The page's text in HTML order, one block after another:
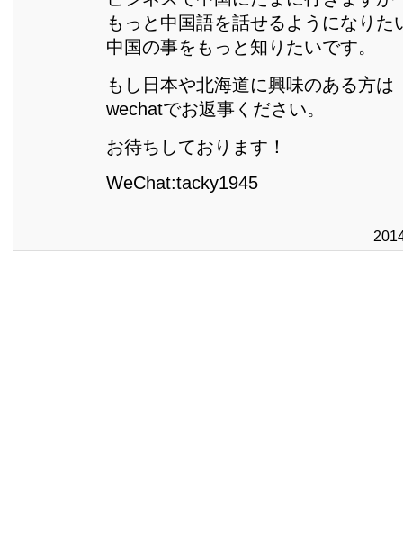
もっと中国語を話せるようになりた
中国の事をもっと知りたいです。
もし日本や北海道に興味のある方は
wechatでお返事ください。
お待ちしております！
WeChat:tacky1945